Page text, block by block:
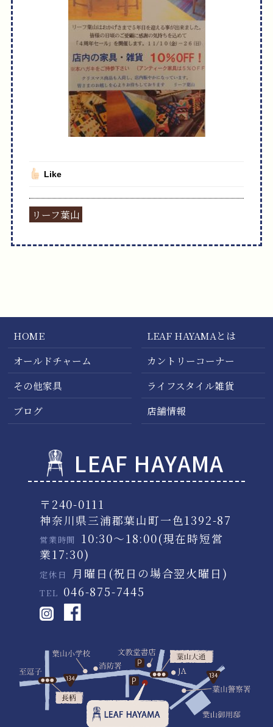
Like
リーフ葉山
HOME
LEAF HAYAMAとは
オールドチャーム
カントリーコーナー
その他家具
ライフスタイル雑貨
ブログ
店舗情報
LEAF HAYAMA
〒240-0111
神奈川県三浦郡葉山町一色1392-87
営業時間
10:30～18:00(現在時短営
業17:30)
定休日 月曜日(祝日の場合翌火曜日)
TEL 046-875-7445